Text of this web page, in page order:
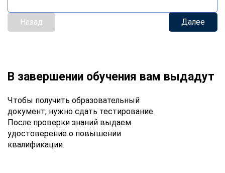
Назад Далее
В завершении обучения вам выдадут
Чтобы получить образовательный
документ, нужно сдать тестирование.
После проверки знаний выдаем
удостоверение о повышении
квалификации.